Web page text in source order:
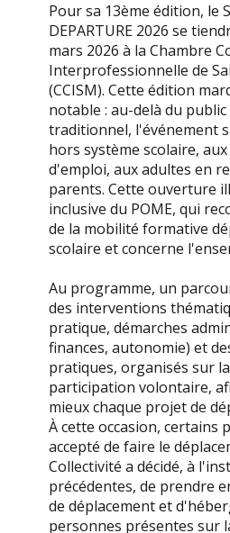
Pour sa 13ème édition, le
DEPARTURE 2026 se
mars 2026 à la Chambre
Interprofessionnelle de
(CCISM). Cette édition
notable : au-delà du
traditionnel, l'événement
hors système scolaire,
d'emploi, aux adultes en
parents. Cette ouverture
inclusive du POME, qui
de la mobilité formative
scolaire et concerne
Au programme, un
des interventions
pratique, démarches
finances, autonomie) et
pratiques, organisés sur
participation volontaire,
mieux chaque projet de
À cette occasion, certains
accepté de faire le
Collectivité a décidé, à
précédentes, de prendre
de déplacement et
personnes présentes sur